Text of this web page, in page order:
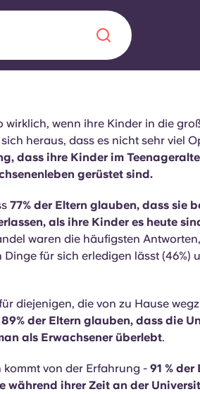
Über
Häufig
wirklich, wenn ihre Kinder in die
heraus, dass es nicht sehr viel
dass ihre Kinder im
gerüstet sind.
77% der Eltern glauben, dass sie
als ihre Kinder es heute
waren die häufigsten
für sich erledigen lässt (46%)
diejenigen, die von zu Hause
89% der Eltern glauben, dass die
als Erwachsener überlebt.
kommt von der Erfahrung - 91 %
während ihrer Zeit an der